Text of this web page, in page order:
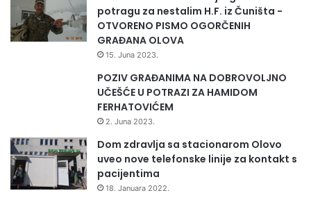
potragu za nestalim H.F. iz Čuništa -
OTVORENO PISMO OGORČENIH
GRAĐANA OLOVA
15. Juna 2023.
POZIV GRAĐANIMA NA DOBROVOLJNO
UČEŠĆE U POTRAZI ZA HAMIDOM
FERHATOVIĆEM
2. Juna 2023.
Dom zdravlja sa stacionarom Olovo
uveo nove telefonske linije za kontakt s
pacijentima
18. Januara 2022.